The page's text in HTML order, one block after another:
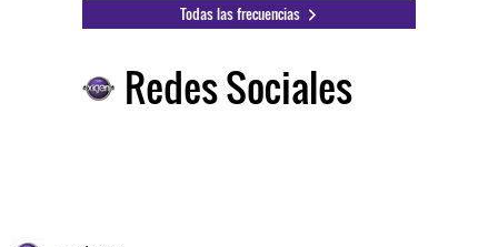
Todas las frecuencias
Redes Sociales